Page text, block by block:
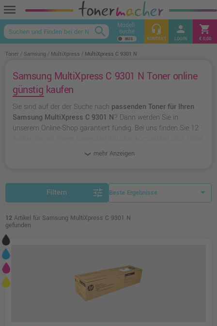
menu
keyboard_arrow_up
search Modell-
suche headset_mic
KONTAKT
person
LOGIN
shopping_cart
€ 0,00
Toner Samsung MultiXpress MultiXpress C 9301 N
Samsung MultiXpress C 9301 N Toner online
günstig kaufen
Sie sind auf der der Suche nach passenden Toner für Ihren
Samsung MultiXpress C 9301 N? Dann werden Sie in
unserem Online-Shop garantiert fündig. Bei uns finden Sie 12
originalen Toner von Samsung
greifen.
mehr Anzeigen
Filtern tune
12 Artikel für Samsung MultiXpress C 9301 N
gefunden